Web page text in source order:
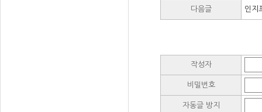
다음글 인지
작성자
비밀번호
자동글 방지